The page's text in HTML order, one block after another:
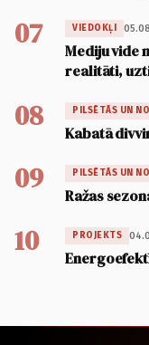
07 VIEDOKĻI
Mediju vide
realitāti,
08 PILSĒTĀS UN
Kabatā
09 PILSĒTĀS UN
Ražas
10 PROJEKTS